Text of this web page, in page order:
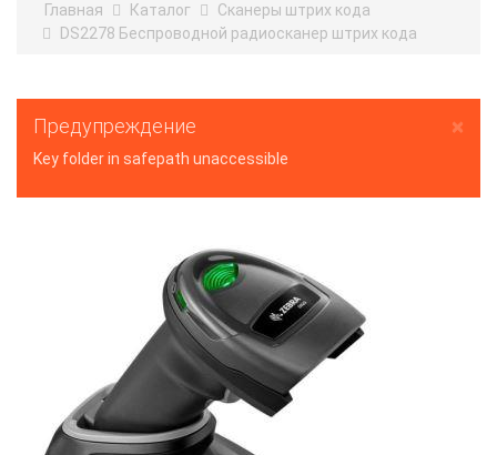
Главная Каталог
Сканеры штрих кода
DS2278 Беспроводной радиосканер штрих кода
×
Предупреждение
Key folder in safepath unaccessible